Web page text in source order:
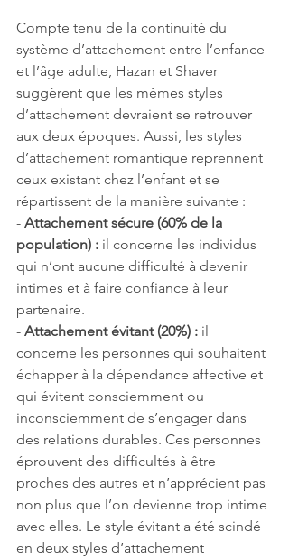
Compte tenu de la continuité du
système d’attachement entre l’enfance
et l’âge adulte, Hazan et Shaver
suggèrent que les mêmes styles
d’attachement devraient se retrouver
aux deux époques. Aussi, les styles
d’attachement romantique reprennent
ceux existant chez l’enfant et se
répartissent de la manière suivante :
- Attachement sécure (60% de la
population) : il concerne les individus
qui n’ont aucune difficulté à devenir
intimes et à faire confiance à leur
partenaire.
- Attachement évitant (20%) : il
concerne les personnes qui souhaitent
échapper à la dépendance affective et
qui évitent consciemment ou
inconsciemment de s’engager dans
des relations durables. Ces personnes
éprouvent des difficultés à être
proches des autres et n’apprécient pas
non plus que l’on devienne trop intime
avec elles. Le style évitant a été scindé
en deux styles d’attachement